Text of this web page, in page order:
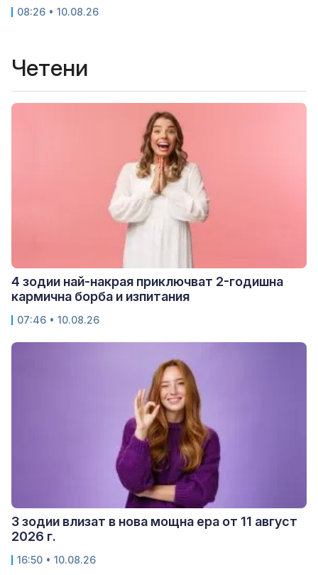
08:26 • 10.08.26
Четени
4 зодии най-накрая приключват 2-годишна
кармична борба и изпитания
07:46 • 10.08.26
3 зодии влизат в нова мощна ера от 11 август
2026 г.
16:50 • 10.08.26